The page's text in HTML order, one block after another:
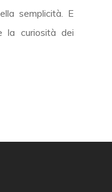
semplicità. E
la curiosità dei